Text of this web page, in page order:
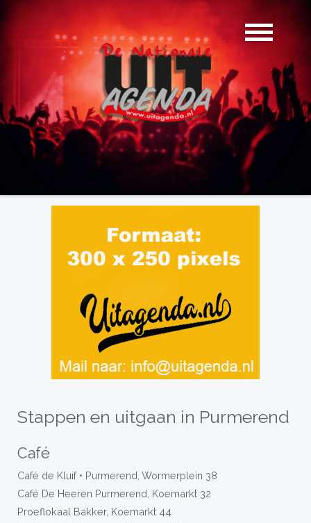
Stappen en uitgaan in Purmerend
Café
Café de Kluif • Purmerend, Wormerplein 38
Café De Heeren Purmerend, Koemarkt 32
Proeflokaal Bakker, Koemarkt 44